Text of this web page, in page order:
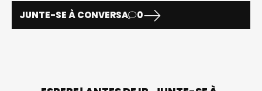
JUNTE-SE À CONVERSA 0